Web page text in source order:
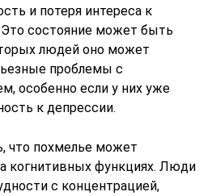
и потеря интереса к
состояние может быть
людей оно может
проблемы с
особенно если у них уже
к депрессии.
что похмелье может
когнитивных функциях. Люди
с концентрацией,